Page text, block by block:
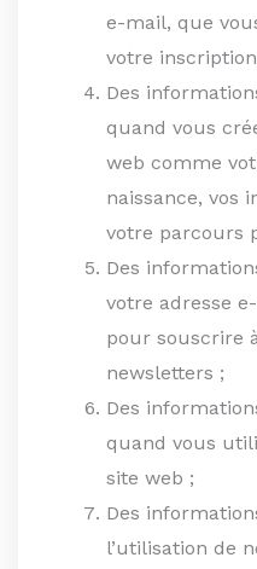
e-mail, que
votre
Des
quand vous
web comme
naissance, vos
votre parcours
Des
votre adresse
pour souscrire
newsletters ;
Des
quand vous
site web ;
Des
l’utilisation de